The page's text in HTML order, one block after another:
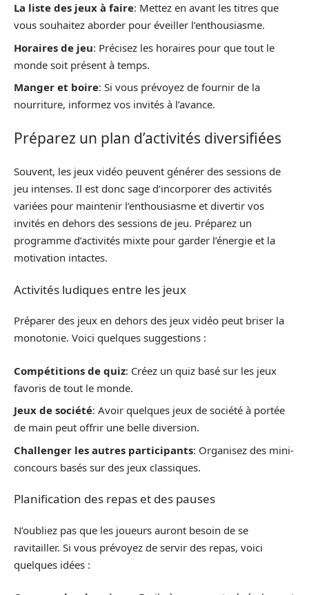
La liste des jeux à faire: Mettez en avant les titres que
vous souhaitez aborder pour éveiller l’enthousiasme.
Horaires de jeu: Précisez les horaires pour que tout le
monde soit présent à temps.
Manger et boire: Si vous prévoyez de fournir de la
nourriture, informez vos invités à l’avance.
Préparez un plan d’activités diversifiées
Souvent, les jeux vidéo peuvent générer des sessions de
jeu intenses. Il est donc sage d’incorporer des activités
variées pour maintenir l’enthousiasme et divertir vos
invités en dehors des sessions de jeu. Préparez un
programme d’activités mixte pour garder l’énergie et la
motivation intactes.
Activités ludiques entre les jeux
Préparer des jeux en dehors des jeux vidéo peut briser la
monotonie. Voici quelques suggestions :
Compétitions de quiz: Créez un quiz basé sur les jeux
favoris de tout le monde.
Jeux de société: Avoir quelques jeux de société à portée
de main peut offrir une belle diversion.
Challenger les autres participants: Organisez des mini-
concours basés sur des jeux classiques.
Planification des repas et des pauses
N’oubliez pas que les joueurs auront besoin de se
ravitailler. Si vous prévoyez de servir des repas, voici
quelques idées :